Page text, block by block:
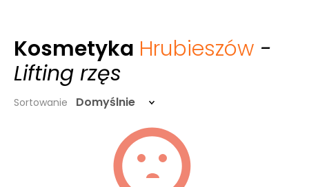
Kosmetyka Hrubieszów -
Lifting rzęs
Sortowanie Domyślnie